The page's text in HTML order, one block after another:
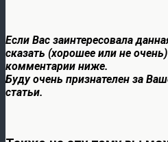
Если Вас заинтересовала
сказать (хорошее или не
комментарии ниже.
Буду очень признателен за
статьи.